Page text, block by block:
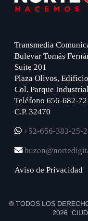
Transmedia
Bulevar Tomás
Suite 201
Plaza Olivos,
Col. Parque
Teléfono 656-682-
C.P. 32470
+52-656-383-25-
Aviso de Privacidad
® TODOS LOS
2026